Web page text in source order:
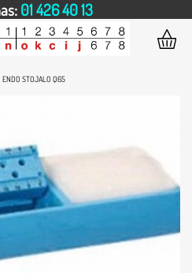
01 426 40 13
ENDO STOJALO Q65